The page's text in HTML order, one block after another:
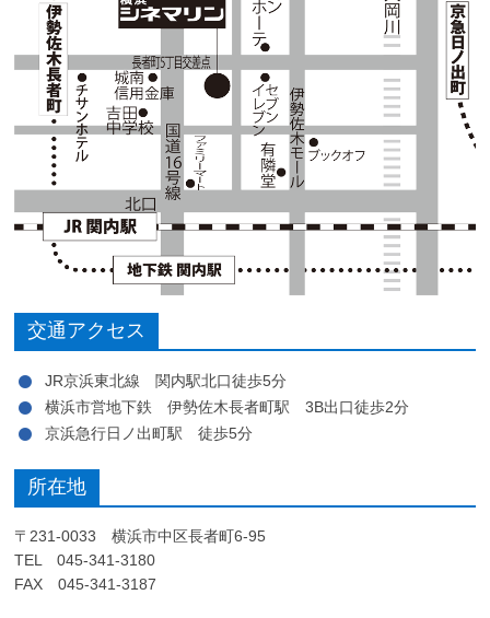
交通アクセス
JR京浜東北線 関内駅北口徒歩5分
横浜市営地下鉄 伊勢佐木長者町駅 3B出口徒歩2分
京浜急行日ノ出町駅 徒歩5分
所在地
〒231-0033 横浜市中区長者町6-95
TEL 045-341-3180
FAX 045-341-3187